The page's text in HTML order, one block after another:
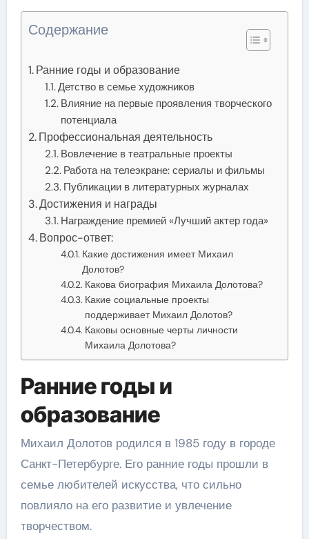
Содержание
Ранние годы и образование
Детство в семье художников
Влияние на первые проявления творческого
потенциала
Профессиональная деятельность
Вовлечение в театральные проекты
Работа на телеэкране: сериалы и фильмы
Публикации в литературных журналах
Достижения и награды
Награждение премией «Лучший актер года»
Вопрос-ответ:
Какие достижения имеет Михаил
Долотов?
Какова биография Михаила Долотова?
Какие социальные проекты
поддерживает Михаил Долотов?
Каковы основные черты личности
Михаила Долотова?
Ранние годы и
образование
Михаил Долотов родился в 1985 году в городе
Санкт-Петербурге. Его ранние годы прошли в
семье любителей искусства, что сильно
повлияло на его развитие и увлечение
творчеством.